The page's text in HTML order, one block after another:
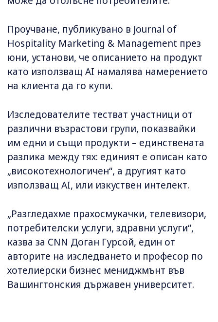
Проучване, публикувано в Journal of
Hospitality Marketing & Management през
юни, установи, че описанието на продукт
като използващ AI намалява намерението
на клиента да го купи.
Изследователите тестват участници от
различни възрастови групи, показвайки
им едни и същи продукти – единствената
разлика между тях: единият е описан като
„високотехнологичен“, а другият като
използващ AI, или изкуствен интелект.
„Разгледахме прахосмукачки, телевизори,
потребителски услуги, здравни услуги“,
казва за CNN Доган Гурсой, един от
авторите на изследването и професор по
хотелиерски бизнес мениджмънт във
Вашингтонския държавен университет.